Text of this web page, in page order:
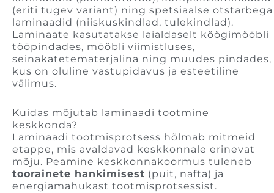
(eriti tugev variant) ning spetsiaalse otstarbega
laminaadid (niiskuskindlad, tulekindlad).
Laminaate kasutatakse laialdaselt köögimööbli
tööpindades, mööbli viimistluses,
seinakatetematerjalina ning muudes pindades,
kus on oluline vastupidavus ja esteetiline
välimus.
Kuidas mõjutab laminaadi tootmine
keskkonda?
Laminaadi tootmisprotsess hõlmab mitmeid
etappe, mis avaldavad keskkonnale erinevat
mõju. Peamine keskkonnakoormus tuleneb
toorainete hankimisest (puit, nafta) ja
energiamahukast tootmisprotsessist.